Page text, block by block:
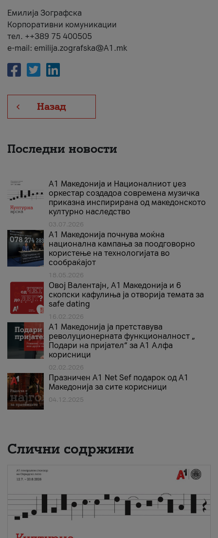
Емилија Зографска
Корпоративни комуникации
тел. ++389 75 400505
e-mail: emilija.zografska@A1.mk
Назад
Последни новости
А1 Македонија и Националниот џез
оркестар создадоа современа музичка
приказна инспирирана од македонското
културно наследство
03.07.2026
A1 Македонија почнува моќна
национална кампања за поодговорно
користење на технологијата во
сообраќајот
18.05.2026
Овој Валентајн, A1 Македонија и 6
скопски кафулиња ја отворија темата за
safe dating
16.02.2026
А1 Македонија ја претставува
револуционерната функционалност „
Подари на пријател“ за А1 Алфа
корисници
02.02.2026
Празничен A1 Net Sеf подарок од А1
Македонија за сите корисници
04.12.2025
Слични содржини